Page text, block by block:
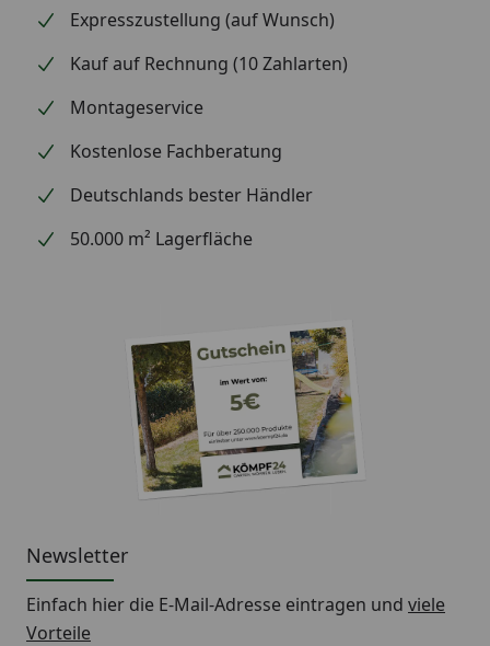
Expresszustellung (auf Wunsch)
Kauf auf Rechnung (10 Zahlarten)
Montageservice
Kostenlose Fachberatung
Deutschlands bester Händler
50.000 m² Lagerfläche
Newsletter
Einfach hier die E-Mail-Adresse eintragen und viele
Vorteile